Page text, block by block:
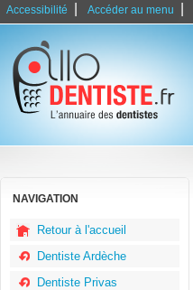
Accessibilité Accéder au menu
NAVIGATION
Retour à l'accueil
Dentiste Ardèche
Dentiste Privas